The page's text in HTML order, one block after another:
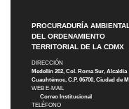
PROCURADURÍA
DEL ORDENAMIENTO
TERRITORIAL DE LA CDMX
DIRECCIÓN
Medellín 202, Col. Roma Sur, Alcaldía
Cuauhtémoc, C.P. 06700, Ciudad de
WEB E-MAIL
Correo Institucional
TELÉFONO